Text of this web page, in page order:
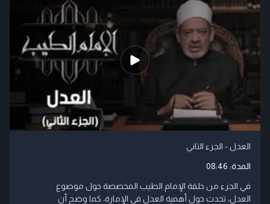
العدل - الجزء الثاني
المدة: 08:46
في الجزء من حلقة الإمام الطيب المخصصة حول موضوع
العدل، تحدث حول أهمية العدل في الإمارة، كما وضح أن